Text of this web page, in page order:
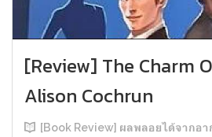
[Review] The Charm
Alison Cochrun
[Book Review] ผลพลอยได้จากอ